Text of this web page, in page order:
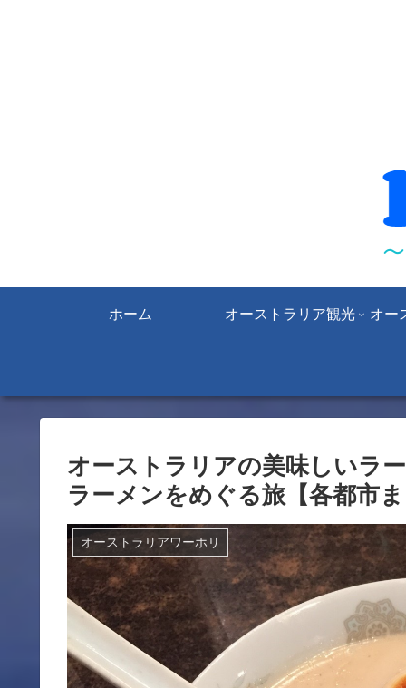
ホーム オーストラリア観光 オー
オーストラリアの美味しいラ
ラーメンをめぐる旅【各都市
オーストラリアワーホリ